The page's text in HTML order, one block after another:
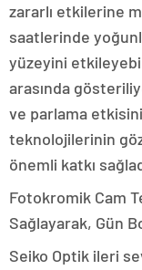
zararlı etkilerine
saatlerinde
yüzeyini
arasında
ve parlama
teknolojilerinin
önemli katkı
Fotokromik Cam
Sağlayarak, Gün
Seiko Optik ileri